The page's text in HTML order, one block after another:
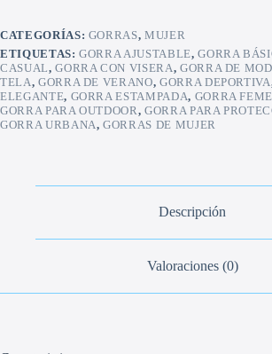
CATEGORÍAS: GORRAS,MUJER
ETIQUETAS:GORRA AJUSTABLE,GORRA
CASUAL,GORRA CON VISERA, GORRA DE
TELA, GORRA DE VERANO, GORRA DEPORTIVA
ELEGANTE, GORRA ESTAMPADA, GORRA
GORRA PARA OUTDOOR,GORRA PARA
GORRA URBANA,GORRAS DE MUJER
Descripción
Valoraciones (0)